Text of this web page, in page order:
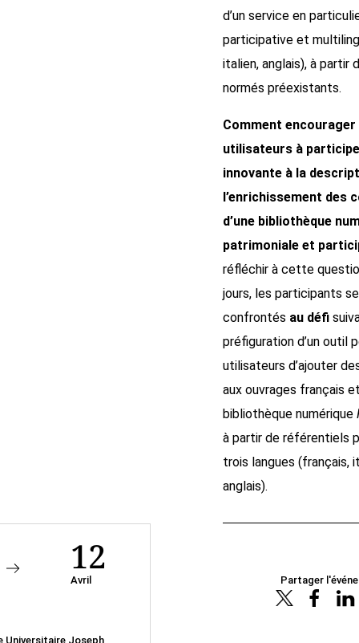
d’un service en
participative et
italien, anglais), à partir
normés préexistants.
Comment encourager
utilisateurs à
innovante à la
l’enrichissement des
d’une bibliothèque
patrimoniale et
réfléchir à cette
jours, les participants
confrontés au défi
préfiguration d’un outil
utilisateurs d’ajouter
aux ouvrages français
bibliothèque numérique
à partir de référentiels
trois langues (français,
anglais).
12
Avril
Universitaire Joseph
Partager